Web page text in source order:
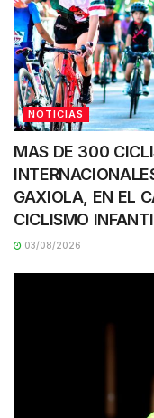
NOTICIAS
MAS DE 300
GAXIOLA, EN EL
CICLISMO
03/08/2026